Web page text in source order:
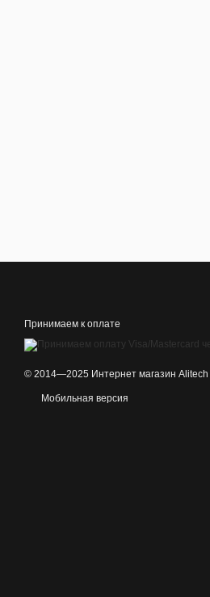
Принимаем к оплате
© 2014—2025 Интернет магазин Alitech
Мобильная версия